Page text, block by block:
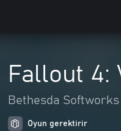
Fallout 4:
Bethesda Softworks
Oyun gerektirir